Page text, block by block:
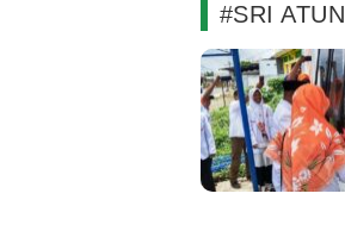
#SRI ATUN